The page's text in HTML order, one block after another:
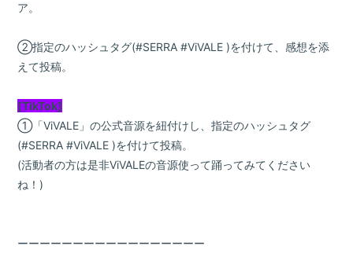
ア。
②指定のハッシュタグ(#SERRA #ViVALE )を付けて、感想を添
えて投稿。
[TikTok]
①「ViVALE」の公式音源を紐付けし、指定のハッシュタグ
(#SERRA #ViVALE )を付けて投稿。
(活動者の方は是非ViVALEの音源使って踊ってみてください
ね！)
ーーーーーーーーーーーーーーーーー